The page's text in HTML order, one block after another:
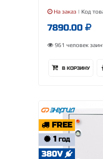
На заказ | Код
7890.00
961 человек
В КОРЗИНУ
FREE
1 ГОД
380V